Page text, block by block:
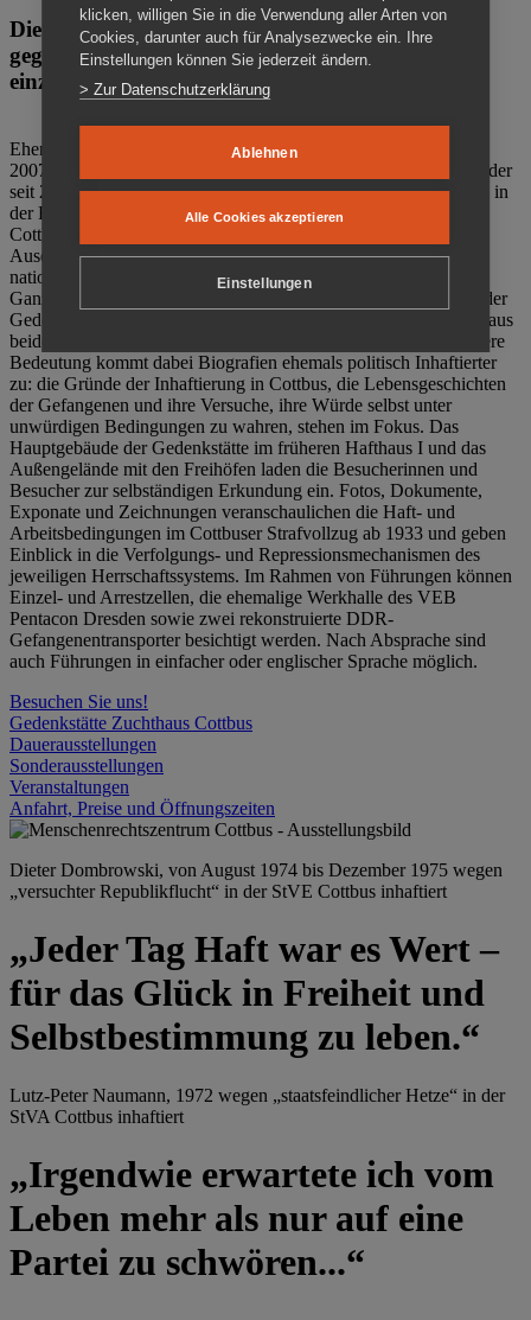
Die Gedenkstätte Zuchthaus Cottbus ist ein Ort
gegen das Vergessen. Anschaulich, nah und
einzigartig.
Ehemalige politische Häftlinge der DDR gründeten im Oktober
2007 den Verein Menschenrechtszentrum Cottbus e. V. (MRZ), der
seit 2011 Eigentümer des ehemaligen Gefängnisses (1860-2002) in
der Bautzener Straße und Träger der Gedenkstätte Zuchthaus
Cottbus ist. Im Zentrum der Arbeit der Gedenkstätte steht die
Auseinandersetzung mit politischem Unrecht während der
nationalsozialistischen Terrorherrschaft und der SED-Diktatur.
Ganzjährig zeigen mehrere Dauer- und Sonderausstellungen in der
Gedenkstätte Zuchthaus Cottbus Beispiele politischen Unrechts aus
beiden deutschen Diktaturen des 20. Jahrhunderts. Eine besondere
Bedeutung kommt dabei Biografien ehemals politisch Inhaftierter
zu: die Gründe der Inhaftierung in Cottbus, die Lebensgeschichten
der Gefangenen und ihre Versuche, ihre Würde selbst unter
unwürdigen Bedingungen zu wahren, stehen im Fokus. Das
Hauptgebäude der Gedenkstätte im früheren Hafthaus I und das
Außengelände mit den Freihöfen laden die Besucherinnen und
Besucher zur selbständigen Erkundung ein. Fotos, Dokumente,
Exponate und Zeichnungen veranschaulichen die Haft- und
Arbeitsbedingungen im Cottbuser Strafvollzug ab 1933 und geben
Einblick in die Verfolgungs- und Repressionsmechanismen des
jeweiligen Herrschaftssystems. Im Rahmen von Führungen können
Einzel- und Arrestzellen, die ehemalige Werkhalle des VEB
Pentacon Dresden sowie zwei rekonstruierte DDR-
Gefangenentransporter besichtigt werden. Nach Absprache sind
auch Führungen in einfacher oder englischer Sprache möglich.
Besuchen Sie uns!
Gedenkstätte Zuchthaus Cottbus
Dauerausstellungen
Sonderausstellungen
Veranstaltungen
Anfahrt, Preise und Öffnungszeiten
Dieter Dombrowski, von August 1974 bis Dezember 1975 wegen
„versuchter Republikflucht“ in der StVE Cottbus inhaftiert
„Jeder Tag Haft war es Wert –
für das Glück in Freiheit und
Selbstbestimmung zu leben.“
Lutz-Peter Naumann, 1972 wegen „staatsfeindlicher Hetze“ in der
StVA Cottbus inhaftiert
„Irgendwie erwartete ich vom
Leben mehr als nur auf eine
Partei zu schwören...“
klicken, willigen Sie in die Verwendung aller Arten von
Cookies, darunter auch für Analysezwecke ein. Ihre
Einstellungen können Sie jederzeit ändern.
> Zur Datenschutzerklärung
Ablehnen
Alle Cookies akzeptieren
Einstellungen